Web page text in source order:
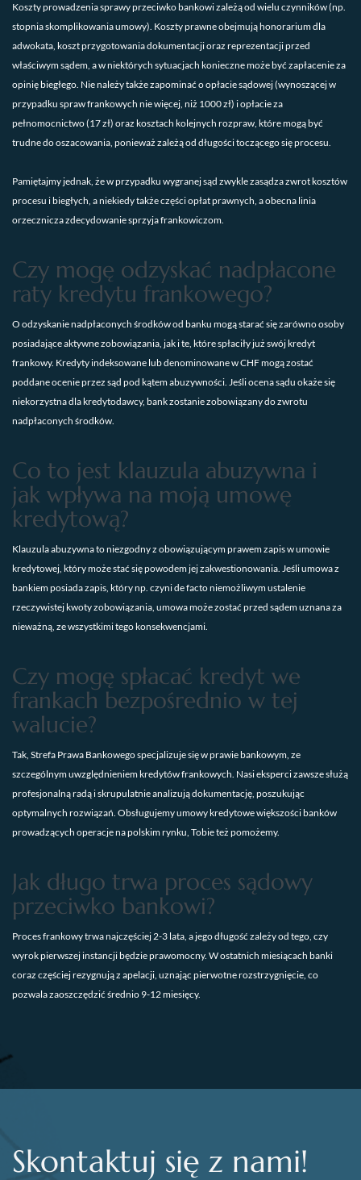
Koszty prowadzenia sprawy przeciwko bankowi zależą od wielu czynników (np.
stopnia skomplikowania umowy). Koszty prawne obejmują honorarium dla
adwokata, koszt przygotowania dokumentacji oraz reprezentacji przed
właściwym sądem, a w niektórych sytuacjach konieczne może być zapłacenie za
opinię biegłego. Nie należy także zapominać o opłacie sądowej (wynoszącej w
przypadku spraw frankowych nie więcej, niż 1000 zł) i opłacie za
pełnomocnictwo (17 zł) oraz kosztach kolejnych rozpraw, które mogą być
trudne do oszacowania, ponieważ zależą od długości toczącego się procesu.
Pamiętajmy jednak, że w przypadku wygranej sąd zwykle zasądza zwrot kosztów
procesu i biegłych, a niekiedy także części opłat prawnych, a obecna linia
orzecznicza zdecydowanie sprzyja frankowiczom.
Czy mogę odzyskać nadpłacone
raty kredytu frankowego?
O odzyskanie nadpłaconych środków od banku mogą starać się zarówno osoby
posiadające aktywne zobowiązania, jak i te, które spłaciły już swój kredyt
frankowy. Kredyty indeksowane lub denominowane w CHF mogą zostać
poddane ocenie przez sąd pod kątem abuzywności. Jeśli ocena sądu okaże się
niekorzystna dla kredytodawcy, bank zostanie zobowiązany do zwrotu
nadpłaconych środków.
Co to jest klauzula abuzywna i
jak wpływa na moją umowę
kredytową?
Klauzula abuzywna to niezgodny z obowiązującym prawem zapis w umowie
kredytowej, który może stać się powodem jej zakwestionowania. Jeśli umowa z
bankiem posiada zapis, który np. czyni de facto niemożliwym ustalenie
rzeczywistej kwoty zobowiązania, umowa może zostać przed sądem uznana za
nieważną, ze wszystkimi tego konsekwencjami.
Czy mogę spłacać kredyt we
frankach bezpośrednio w tej
walucie?
Tak, Strefa Prawa Bankowego specjalizuje się w prawie bankowym, ze
szczególnym uwzględnieniem kredytów frankowych. Nasi eksperci zawsze służą
profesjonalną radą i skrupulatnie analizują dokumentację, poszukując
optymalnych rozwiązań. Obsługujemy umowy kredytowe większości banków
prowadzących operacje na polskim rynku, Tobie też pomożemy.
Jak długo trwa proces sądowy
przeciwko bankowi?
Proces frankowy trwanajczęściej2-3 lata, a jego długość zależy od tego, czy
wyrok pierwszej instancji będzie prawomocny. W ostatnich miesiącach banki
coraz częściej rezygnują z apelacji, uznając pierwotne rozstrzygnięcie, co
pozwala zaoszczędzić średnio 9-12 miesięcy.
Skontaktuj się z nami!